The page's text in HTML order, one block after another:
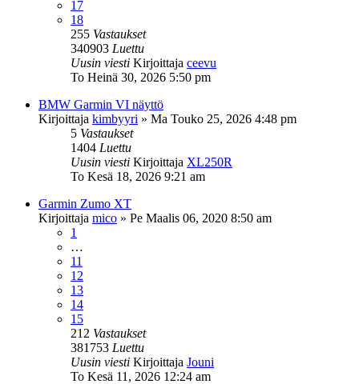
17
18
255 Vastaukset
340903 Luettu
Uusin viesti Kirjoittaja ceevu
To Heinä 30, 2026 5:50 pm
BMW Garmin VI näyttö
Kirjoittaja kimbyyri » Ma Touko 25, 2026 4:48 pm
5 Vastaukset
1404 Luettu
Uusin viesti Kirjoittaja XL250R
To Kesä 18, 2026 9:21 am
Garmin Zumo XT
Kirjoittaja mico » Pe Maalis 06, 2020 8:50 am
1
…
11
12
13
14
15
212 Vastaukset
381753 Luettu
Uusin viesti Kirjoittaja Jouni
To Kesä 11, 2026 12:24 am